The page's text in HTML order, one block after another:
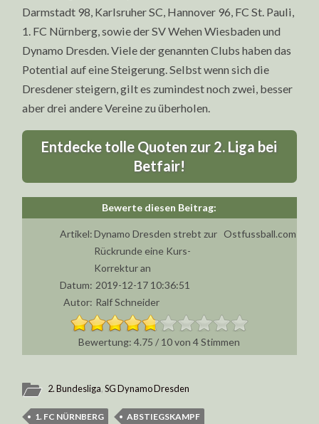
Darmstadt 98, Karlsruher SC, Hannover 96, FC St. Pauli,
1. FC Nürnberg, sowie der SV Wehen Wiesbaden und
Dynamo Dresden. Viele der genannten Clubs haben das
Potential auf eine Steigerung. Selbst wenn sich die
Dresdener steigern, gilt es zumindest noch zwei, besser
aber drei andere Vereine zu überholen.
Entdecke tolle Quoten zur 2. Liga bei
Betfair!
Artikel:Dynamo Dresden strebt zur
Rückrunde eine Kurs-
Korrektur an
Ostfussball.com
Datum: 2019-12-17 10:36:51
Autor: Ralf Schneider
4.75 / 10von4Stimmen
2. Bundesliga,SG Dynamo Dresden
1. FC NÜRNBERG
ABSTIEGSKAMPF